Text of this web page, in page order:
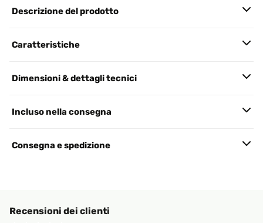
Descrizione del prodotto
Caratteristiche
Dimensioni & dettagli tecnici
Incluso nella consegna
Consegna e spedizione
Recensioni dei clienti